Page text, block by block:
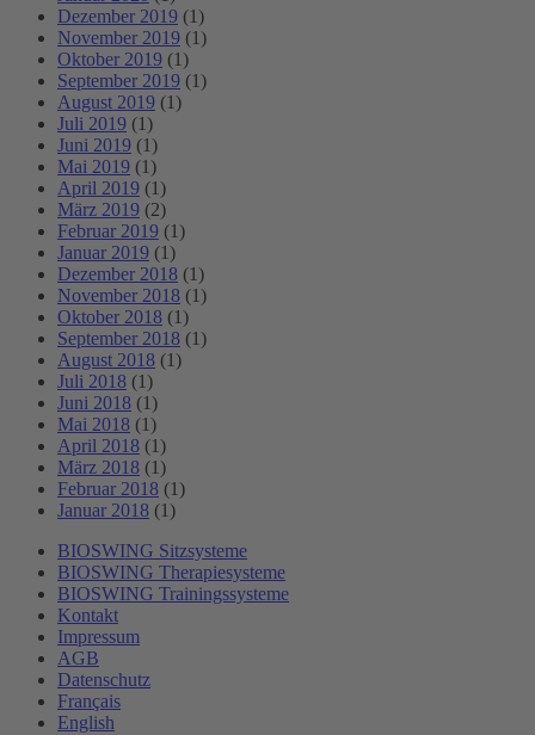
Dezember 2019 (1)
November 2019 (1)
Oktober 2019 (1)
September 2019 (1)
August 2019 (1)
Juli 2019 (1)
Juni 2019 (1)
Mai 2019 (1)
April 2019 (1)
März 2019 (2)
Februar 2019 (1)
Januar 2019 (1)
Dezember 2018 (1)
November 2018 (1)
Oktober 2018 (1)
September 2018 (1)
August 2018 (1)
Juli 2018 (1)
Juni 2018 (1)
Mai 2018 (1)
April 2018 (1)
März 2018 (1)
Februar 2018 (1)
Januar 2018 (1)
BIOSWING Sitzsysteme
BIOSWING Therapiesysteme
BIOSWING Trainingssysteme
Kontakt
Impressum
AGB
Datenschutz
Français
English